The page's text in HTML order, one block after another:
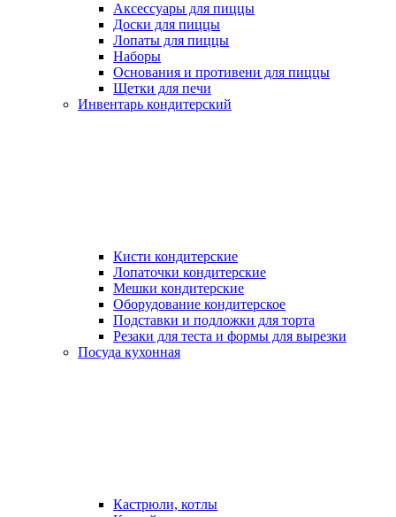
Аксессуары для пиццы
Доски для пиццы
Лопаты для пиццы
Наборы
Основания и противени для пиццы
Щетки для печи
Инвентарь кондитерский
Кисти кондитерские
Лопаточки кондитерские
Мешки кондитерские
Оборудование кондитерское
Подставки и подложки для торта
Резаки для теста и формы для вырезки
Посуда кухонная
Кастрюли, котлы